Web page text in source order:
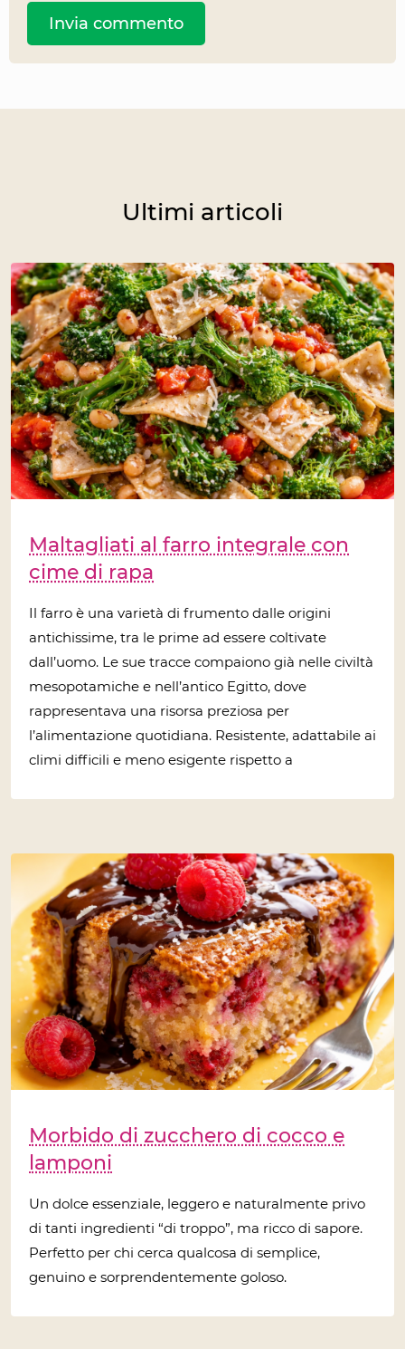
Ultimi articoli
Maltagliati al farro integrale con
cime di rapa
Il farro è una varietà di frumento dalle origini
antichissime, tra le prime ad essere coltivate
dall’uomo. Le sue tracce compaiono già nelle civiltà
mesopotamiche e nell’antico Egitto, dove
rappresentava una risorsa preziosa per
l’alimentazione quotidiana. Resistente, adattabile ai
climi difficili e meno esigente rispetto a
Morbido di zucchero di cocco e
lamponi
Un dolce essenziale, leggero e naturalmente privo
di tanti ingredienti “di troppo”, ma ricco di sapore.
Perfetto per chi cerca qualcosa di semplice,
genuino e sorprendentemente goloso.